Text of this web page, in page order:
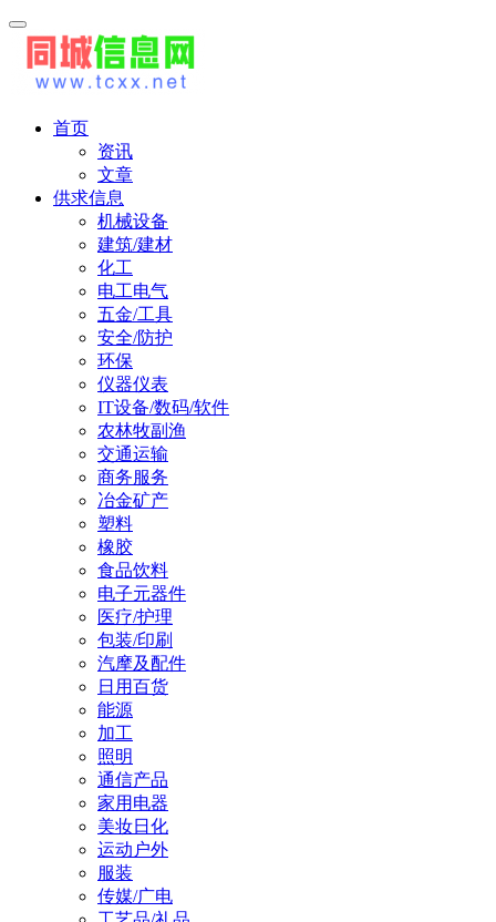
首页
资讯
文章
供求信息
机械设备
建筑/建材
化工
电工电气
五金/工具
安全/防护
环保
仪器仪表
IT设备/数码/软件
农林牧副渔
交通运输
商务服务
冶金矿产
塑料
橡胶
食品饮料
电子元器件
医疗/护理
包装/印刷
汽摩及配件
日用百货
能源
加工
照明
通信产品
家用电器
美妆日化
运动户外
服装
传媒/广电